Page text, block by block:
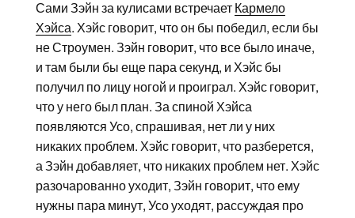
Сами Зэйн за кулисами встречает Кармело
Хэйса. Хэйс говорит, что он бы победил, если бы
не Строумен. Зэйн говорит, что все было иначе,
и там были бы еще пара секунд, и Хэйс бы
получил по лицу ногой и проиграл. Хэйс говорит,
что у него был план. За спиной Хэйса
появляются Усо, спрашивая, нет ли у них
никаких проблем. Хэйс говорит, что разберется,
а Зэйн добавляет, что никаких проблем нет. Хэйс
разочарованно уходит, Зэйн говорит, что ему
нужны пара минут, Усо уходят, рассуждая про